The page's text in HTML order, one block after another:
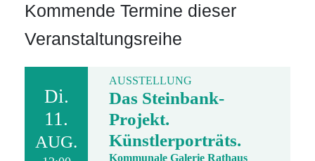
Kommende Termine dieser
Veranstaltungsreihe
Di.
11.
AUG.
AUSSTELLUNG
Das Steinbank-
Projekt.
Künstlerporträts.
Kommunale Galerie Rathaus